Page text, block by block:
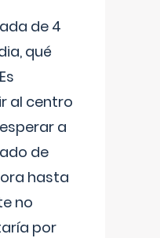
de 4
qué
al centro
a
de
hasta
no
por